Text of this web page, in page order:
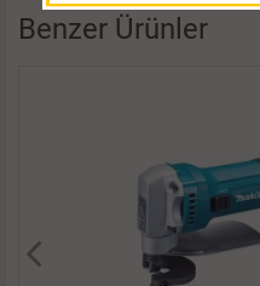
Benzer Ürünler